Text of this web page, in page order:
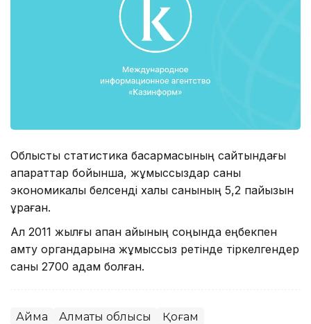
Облыстық статистика басқармасының сайтындағы
ақпараттар бойынша, жұмыссыздар саны
экономикалық белсенді халық санының 5,2 пайызын
құраған.
Ал 2011 жылғы ақпан айының соңында еңбекпен
қамту органдарына жұмыссыз ретінде тіркелгендер
саны 2700 адам болған.
Аймақ Алматы облысы Қоғам